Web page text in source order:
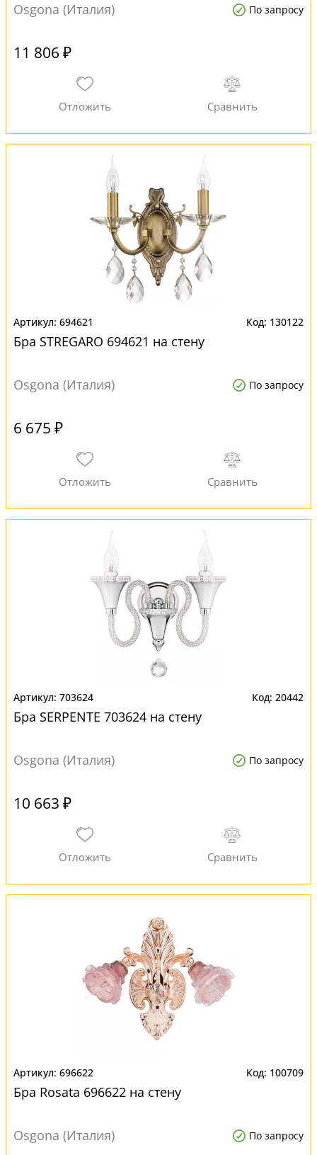
Osgona (Италия) По запросу
11 806 ₽
694621 130122
Бра STREGARO 694621 на стену
Osgona (Италия) По запросу
6 675 ₽
703624 20442
Бра SERPENTE 703624 на стену
Osgona (Италия) По запросу
10 663 ₽
696622 100709
Бра Rosata 696622 на стену
Osgona (Италия) По запросу